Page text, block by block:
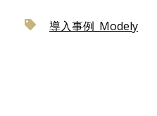
導入事例_Modely